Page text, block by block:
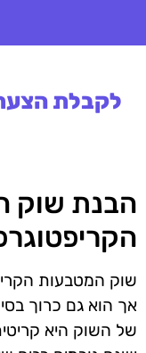
לקבלת
הבנת שוק
שוק המטבעות
אך הוא גם כרוך
של השוק היא